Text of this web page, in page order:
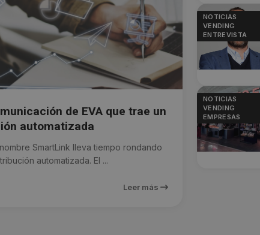
de EVA que trae un
automatizada
SmartLink lleva tiempo rondando
automatizada. El ...
Leer más
NOTICIAS
VENDING
ENTREVISTA
NOTICIAS
VENDING
EMPRESAS